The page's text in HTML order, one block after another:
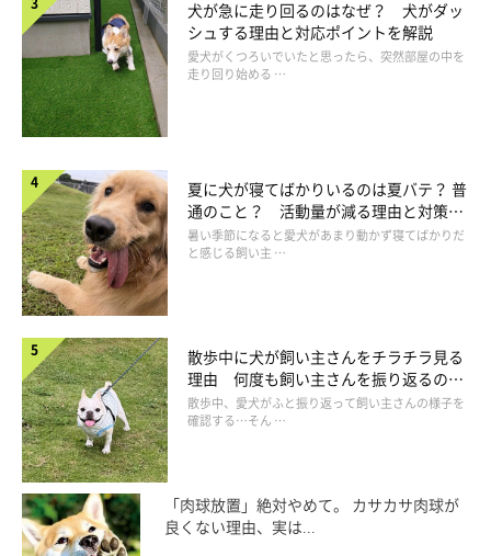
留守番前後は過剰に構わず、不安をあおらな
いように
犬が急に走り回るのはなぜ？ 犬がダッ
シュする理由と対応ポイントを解説
愛犬がくつろいでいたと思ったら、突然部屋の中を
走り回り始める …
夏に犬が寝てばかりいるのは夏バテ？ 普
通のこと？ 活動量が減る理由と対策と
は
暑い季節になると愛犬があまり動かず寝てばかりだ
と感じる飼い主 …
散歩中に犬が飼い主さんをチラチラ見る
理由 何度も飼い主さんを振り返るのは
なぜ？
散歩中、愛犬がふと振り返って飼い主さんの様子を
確認する…そん …
「肉球放置」絶対やめて。 カサカサ肉球が
良くない理由、実は...